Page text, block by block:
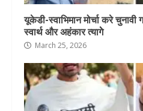
यूकेडी-स्वाभिमान मोर्चा करे
स्वार्थ और अहंकार त्यागेे
March 25, 2026